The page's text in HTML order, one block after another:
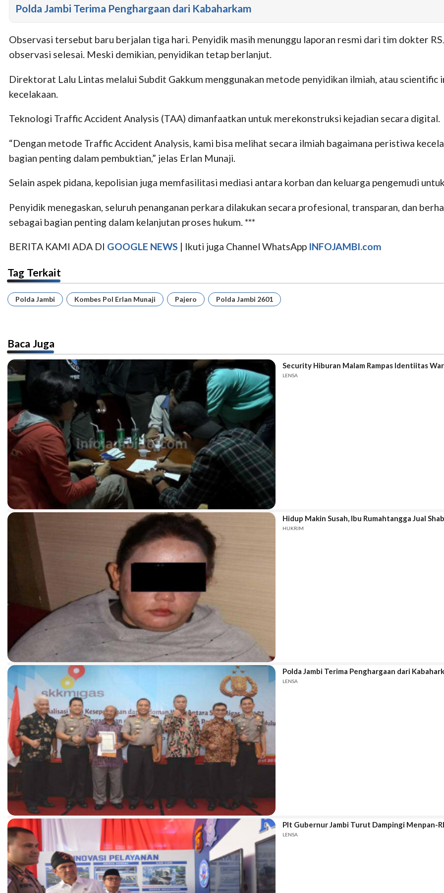
Polda Jambi Terima Penghargaan dari Kabaharkam
Observasi tersebut baru berjalan tiga hari. Penyidik masih menunggu laporan resmi dari tim dokter
observasi selesai. Meski demikian, penyidikan tetap berlanjut.
Direktorat Lalu Lintas melalui Subdit Gakkum menggunakan metode penyidikan ilmiah, atau
kecelakaan.
Teknologi Traffic Accident Analysis (TAA) dimanfaatkan untuk merekonstruksi kejadian secara digital.
“Dengan metode Traffic Accident Analysis, kami bisa melihat secara ilmiah bagaimana peristiwa
bagian penting dalam pembuktian,” jelas Erlan Munaji.
Selain aspek pidana, kepolisian juga memfasilitasi mediasi antara korban dan keluarga pengemudi
Penyidik menegaskan, seluruh penanganan perkara dilakukan secara profesional, transparan, dan
sebagai bagian penting dalam kelanjutan proses hukum. ***
BERITA KAMI ADA DI GOOGLE NEWS | Ikuti juga Channel WhatsApp INFOJAMBI.com
Tag Terkait
Polda Jambi Kombes Pol Erlan Munaji Pajero Polda Jambi 2601
Baca Juga
Security Hiburan Malam Rampas Identiitas
LENSA
Hidup Makin Susah, Ibu Rumahtangga Jual
HUKRIM
Polda Jambi Terima Penghargaan dari
LENSA
Plt Gubernur Jambi Turut Dampingi Menpan-
LENSA